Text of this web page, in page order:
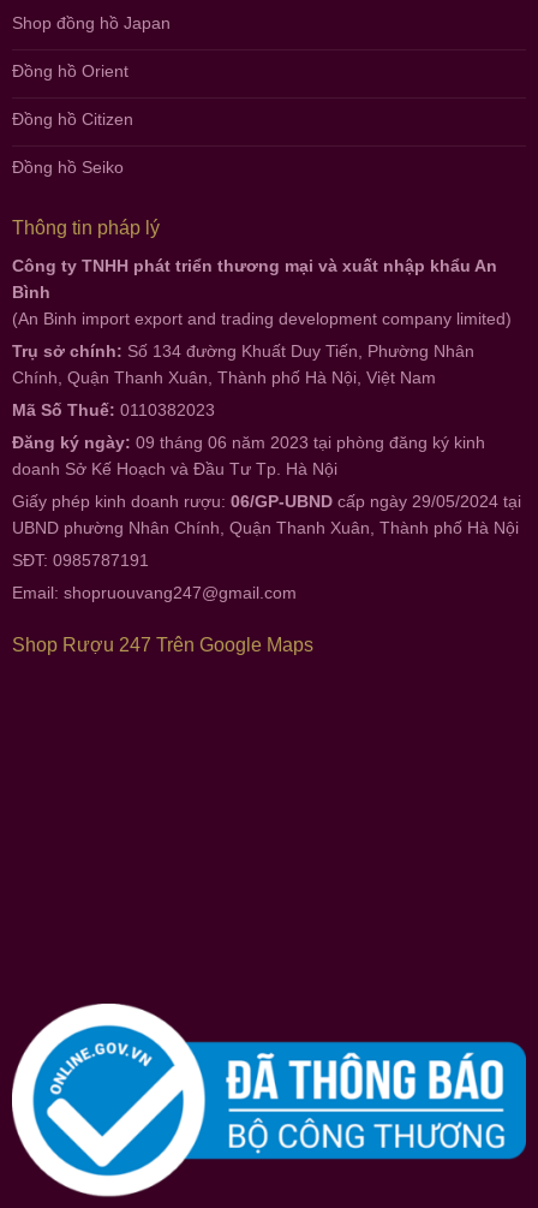
Shop đồng hồ Japan
Đồng hồ Orient
Đồng hồ Citizen
Đồng hồ Seiko
Thông tin pháp lý
Công ty TNHH phát triển thương mại và xuất nhập khẩu An
Bình
(An Binh import export and trading development company limited)
Trụ sở chính: Số 134 đường Khuất Duy Tiến, Phường Nhân
Chính, Quận Thanh Xuân, Thành phố Hà Nội, Việt Nam
Mã Số Thuế: 0110382023
Đăng ký ngày: 09 tháng 06 năm 2023 tại phòng đăng ký kinh
doanh Sở Kế Hoạch và Đầu Tư Tp. Hà Nội
Giấy phép kinh doanh rượu: 06/GP-UBND cấp ngày 29/05/2024 tại
UBND phường Nhân Chính, Quận Thanh Xuân, Thành phố Hà Nội
SĐT: 0985787191
Email: shopruouvang247@gmail.com
Shop Rượu 247 Trên Google Maps